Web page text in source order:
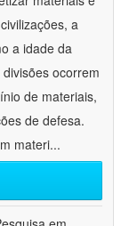
a
a idade da
ocorrem
de materiais,
de defesa.
materi...